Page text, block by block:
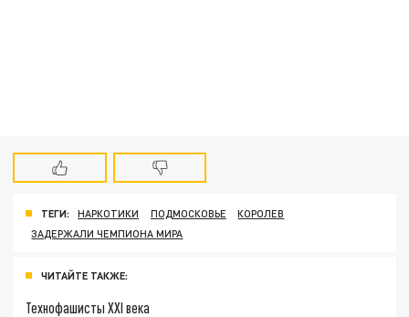
ТЕГИ: НАРКОТИКИ ПОДМОСКОВЬЕ
КОРОЛЕВ
ЗАДЕРЖАЛИ ЧЕМПИОНА МИРА
ЧИТАЙТЕ ТАКЖЕ:
Технофашисты XXI века